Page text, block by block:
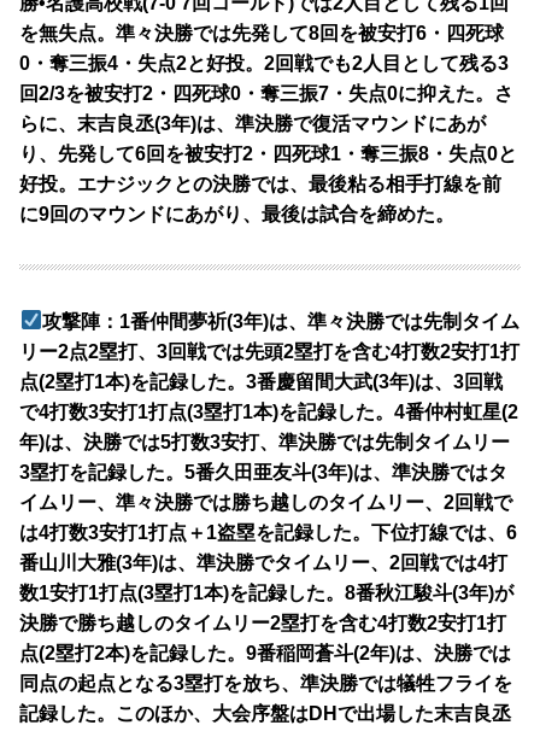
を無失点。準々決勝では先発して8回を被安打6・四死球
0・奪三振4・失点2と好投。2回戦でも2人目として残る3
回2/3を被安打2・四死球0・奪三振7・失点0に抑えた。さ
らに、末吉良丞(3年)は、準決勝で復活マウンドにあが
り、先発して6回を被安打2・四死球1・奪三振8・失点0と
好投。エナジックとの決勝では、最後粘る相手打線を前
に9回のマウンドにあがり、最後は試合を締めた。
攻撃陣：1番仲間夢祈(3年)は、準々決勝では先制タイム
リー2点2塁打、3回戦では先頭2塁打を含む4打数2安打1打
点(2塁打1本)を記録した。3番慶留間大武(3年)は、3回戦
で4打数3安打1打点(3塁打1本)を記録した。4番仲村虹星(2
年)は、決勝では5打数3安打、準決勝では先制タイムリー
3塁打を記録した。5番久田亜友斗(3年)は、準決勝ではタ
イムリー、準々決勝では勝ち越しのタイムリー、2回戦で
は4打数3安打1打点＋1盗塁を記録した。下位打線では、6
番山川大雅(3年)は、準決勝でタイムリー、2回戦では4打
数1安打1打点(3塁打1本)を記録した。8番秋江駿斗(3年)が
決勝で勝ち越しのタイムリー2塁打を含む4打数2安打1打
点(2塁打2本)を記録した。9番稲岡蒼斗(2年)は、決勝では
同点の起点となる3塁打を放ち、準決勝では犠牲フライを
記録した。このほか、大会序盤はDHで出場した末吉良丞